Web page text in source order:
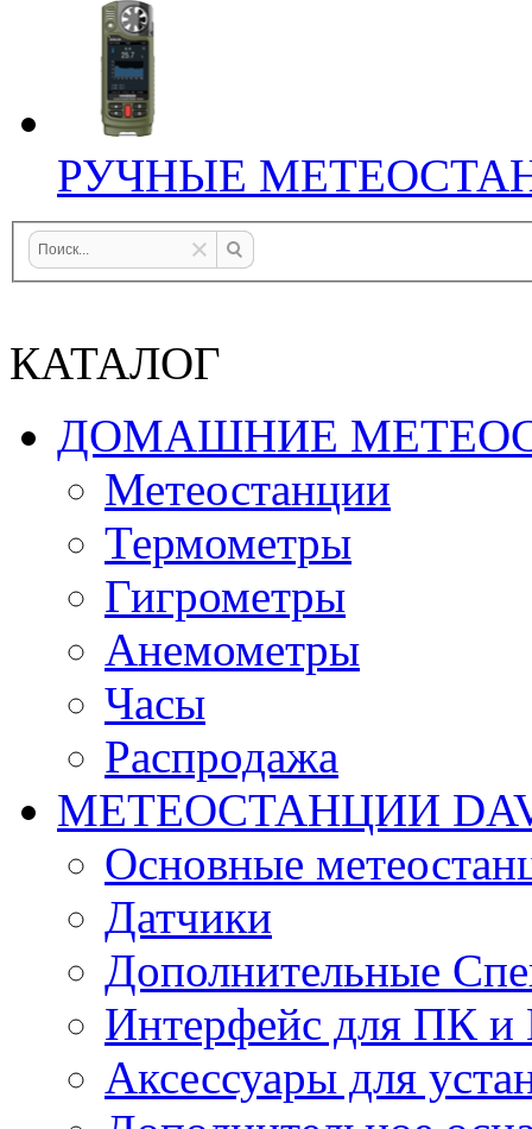
РУЧНЫЕ
КАТАЛОГ
ДОМАШНИЕ
Метеостанции
Термометры
Гигрометры
Анемометры
Часы
Распродажа
МЕТЕОСТАНЦИИ
Основные
Датчики
Дополнительные
Интерфейс для ПК
Аксессуары для